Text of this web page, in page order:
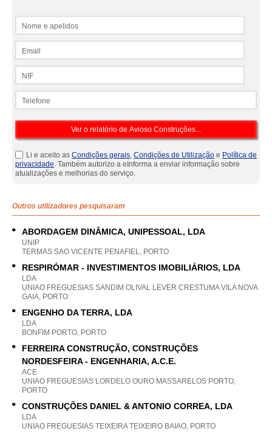
Li e aceito as Condições gerais, Condições de Utilização e Política de
privacidade. Também autorizo a eInforma a enviar informação sobre
atualizações e melhorias do serviço.
Outros utilizadores pesquisaram
ABORDAGEM DINÂMICA, UNIPESSOAL, LDA
UNIP
TERMAS SAO VICENTE PENAFIEL, PORTO
RESPIRÓMAR - INVESTIMENTOS IMOBILIÁRIOS, LDA
LDA
UNIAO FREGUESIAS SANDIM OLIVAL LEVER CRESTUMA VILA NOVA
GAIA, PORTO
ENGENHO DA TERRA, LDA
LDA
BONFIM PORTO, PORTO
FERREIRA CONSTRUÇÃO, CONSTRUÇÕES
NORDESFEIRA - ENGENHARIA, A.C.E.
ACE
UNIAO FREGUESIAS LORDELO OURO MASSARELOS PORTO,
PORTO
CONSTRUÇÕES DANIEL & ANTONIO CORREA, LDA
LDA
UNIAO FREGUESIAS TEIXEIRA TEIXEIRO BAIAO, PORTO